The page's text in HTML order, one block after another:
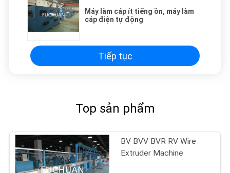
Máy làm cáp ít tiếng ồn, máy làm
cáp điện tự động
Tiếp tục
Top sản phẩm
BV BVV BVR RV Wire
Extruder Machine